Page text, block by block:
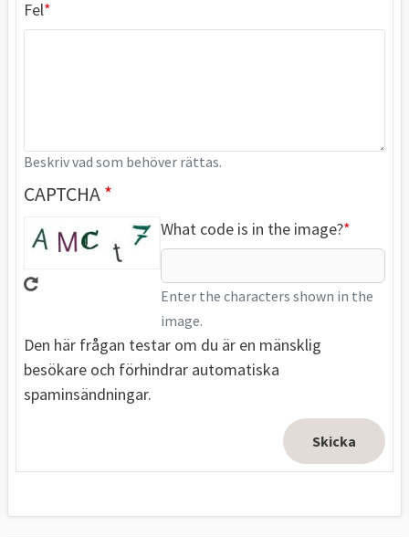
Fel
Beskriv vad som behöver rättas.
CAPTCHA
What code is in the image?
Enter the characters shown in the
image.
Den här frågan testar om du är en mänsklig
besökare och förhindrar automatiska
spaminsändningar.